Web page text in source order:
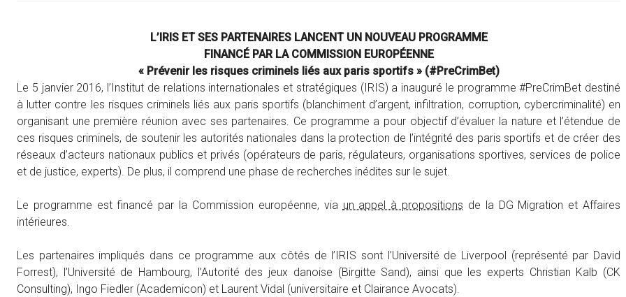
L’IRIS ET SES PARTENAIRES LANCENT UN NOUVEAU PROGRAMME
FINANCÉ PAR LA COMMISSION EUROPÉENNE
« Prévenir les risques criminels liés aux paris sportifs » (#PreCrimBet)
Le 5 janvier 2016, l’Institut de relations internationales et stratégiques (IRIS) a inauguré le programme #PreCrimBet destiné
à lutter contre les risques criminels liés aux paris sportifs (blanchiment d’argent, infiltration, corruption, cybercriminalité) en
organisant une première réunion avec ses partenaires. Ce programme a pour objectif d’évaluer la nature et l’étendue de
ces risques criminels, de soutenir les autorités nationales dans la protection de l’intégrité des paris sportifs et de créer des
réseaux d’acteurs nationaux publics et privés (opérateurs de paris, régulateurs, organisations sportives, services de police
et de justice, experts). De plus, il comprend une phase de recherches inédites sur le sujet.
Le programme est financé par la Commission européenne, via un appel à propositions de la DG Migration et Affaires
intérieures.
Les partenaires impliqués dans ce programme aux côtés de l’IRIS sont l’Université de Liverpool (représenté par David
Forrest), l’Université de Hambourg, l’Autorité des jeux danoise (Birgitte Sand), ainsi que les experts Christian Kalb (CK
Consulting), Ingo Fiedler (Academicon) et Laurent Vidal (universitaire et Clairance Avocats).